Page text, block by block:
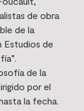
de obra
de la
Estudios de
de la
por el
la fecha.